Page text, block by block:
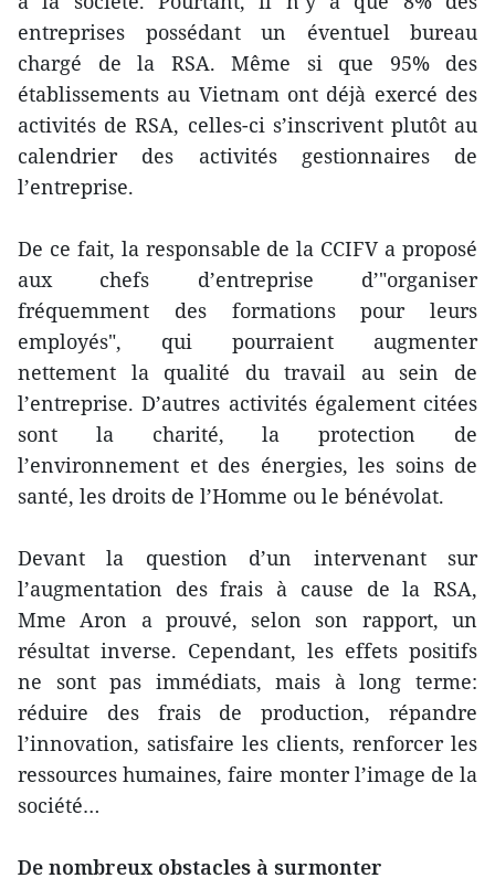
entreprises possédant un éventuel bureau
chargé de la RSA. Même si que 95% des
établissements au Vietnam ont déjà exercé des
activités de RSA, celles-ci s’inscrivent plutôt au
calendrier des activités gestionnaires de
l’entreprise.
De ce fait, la responsable de la CCIFV a proposé
aux chefs d’entreprise d’"organiser
fréquemment des formations pour leurs
employés", qui pourraient augmenter
nettement la qualité du travail au sein de
l’entreprise. D’autres activités également citées
sont la charité, la protection de
l’environnement et des énergies, les soins de
santé, les droits de l’Homme ou le bénévolat.
Devant la question d’un intervenant sur
l’augmentation des frais à cause de la RSA,
Mme Aron a prouvé, selon son rapport, un
résultat inverse. Cependant, les effets positifs
ne sont pas immédiats, mais à long terme:
réduire des frais de production, répandre
l’innovation, satisfaire les clients, renforcer les
ressources humaines, faire monter l’image de la
société…
De nombreux obstacles à surmonter